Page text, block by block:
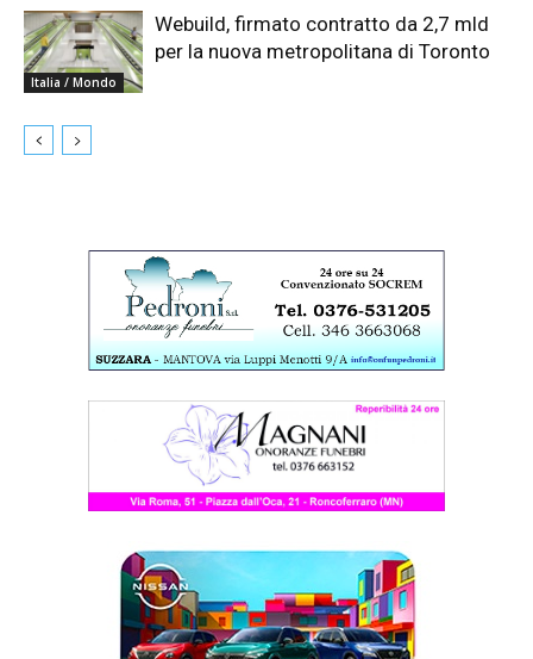
Italia / Mondo
Webuild, firmato contratto da 2,7 mld
per la nuova metropolitana di Toronto